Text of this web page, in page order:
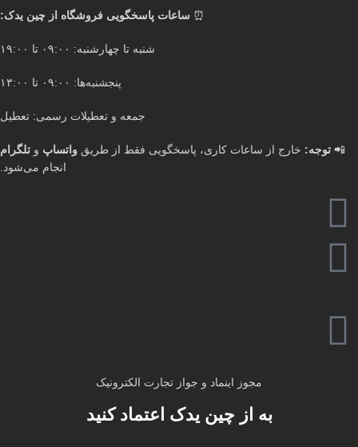
⏰ ساعات پاسخگویی فروشگاه از چین یدک:
شنبه تا چهارشنبه: ۰۹:۰۰ تا ۱۹:۰۰
پنجشنبه‌ها: ۰۹:۰۰ تا ۱۳:۰۰
جمعه و تعطیلات رسمی: تعطیل
📲 توجه: خارج از ساعات کاری، پاسخگویی فقط از طریق واتساپ و تلگرام
انجام می‌شود.
مجوز اینماد و جواز تجارت الکترونیک
به از چین یدک اعتماد کنید